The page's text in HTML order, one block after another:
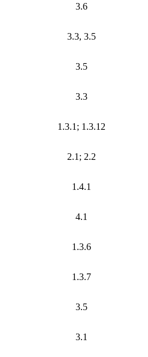
3.6
3.3, 3.5
3.5
3.3
1.3.1; 1.3.12
2.1; 2.2
1.4.1
4.1
1.3.6
1.3.7
3.5
3.1